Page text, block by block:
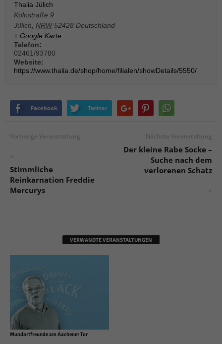
Thalia Jülich
Kölnstraße 9
Jülich, NRW 52428 Deutschland
+ Google Karte
Telefon:
02461/93780
Website:
https://www.thalia.de/shop/home/filialen/showDetails/5550/
Facebook Twitter
Vorherige Veranstaltung
«
Stimmliche
Reinkarnation Freddie
Mercurys
Nächste Veranstaltung
Der kleine Rabe Socke –
Suche nach dem
verlorenen Schatz
»
VERWANDTE VERANSTALTUNGEN
Mundartfreunde am Aachener Tor